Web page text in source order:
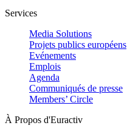
Services
Media Solutions
Projets publics européens
Evénements
Emplois
Agenda
Communiqués de presse
Members’ Circle
À Propos d'Euractiv